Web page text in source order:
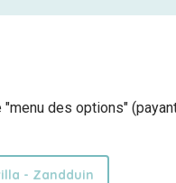
des options"
- Zandduin